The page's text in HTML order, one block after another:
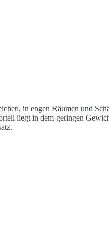
in engen Räumen und
liegt in dem geringen